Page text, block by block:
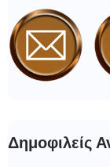
Δημοφιλείς